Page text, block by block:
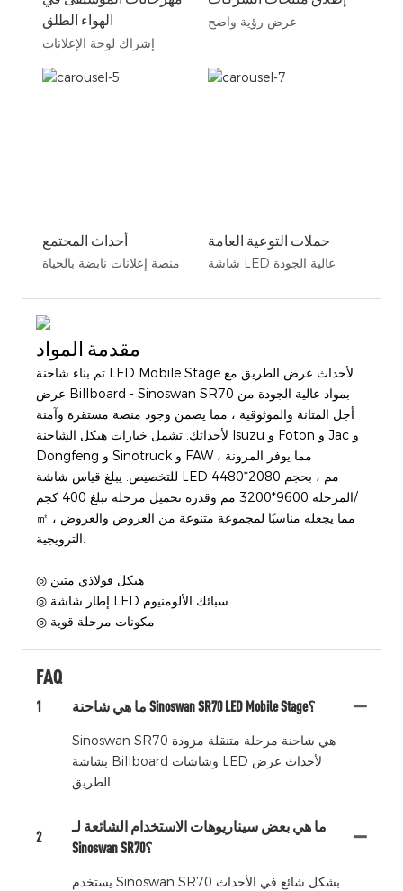
الهواء الطلق
إشراك لوحة الإعلانات
عرض رؤية واضح
أحداث المجتمع
منصة إعلانات نابضة بالحياة
حملات التوعية العامة
شاشة LED عالية الجودة
مقدمة المواد
تم بناء شاحنة LED Mobile Stage لأحداث عرض الطريق مع
عرض Billboard - Sinoswan SR70 بمواد عالية الجودة من
أجل المتانة والموثوقية ، مما يضمن وجود منصة مستقرة وآمنة
لأحداثك. تشمل خيارات هيكل الشاحنة Isuzu و Foton و Jac و
Dongfeng و Sinotruck و FAW ، مما يوفر المرونة
للتخصيص. يبلغ قياس شاشة LED 4480*2080 مم ، بحجم
المرحلة 9600*3200 مم وقدرة تحميل مرحلة تبلغ 400 كجم/
㎡ ، مما يجعله مناسبًا لمجموعة متنوعة من العروض والعروض
الترويجية.
◎ إطار شاشة LED سبائك الألومنيوم
◎ مكونات مرحلة قوية
FAQ
1 ما هي شاحنة Sinoswan SR70 LED Mobile Stage؟
Sinoswan SR70 هي شاحنة مرحلة متنقلة مزودة
بشاشة Billboard وشاشات LED لأحداث عرض
الطريق.
2
ما هي بعض سيناريوهات الاستخدام الشائعة لـ
Sinoswan SR70؟
يستخدم Sinoswan SR70 بشكل شائع في الأحداث